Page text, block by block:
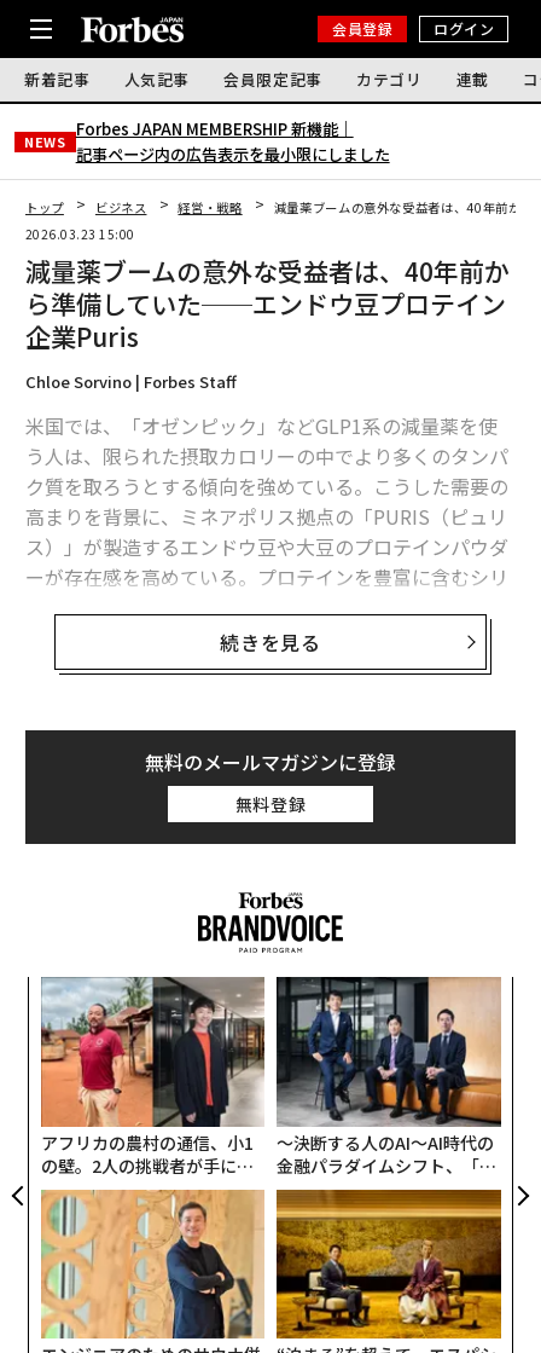
会員登録 ログイン
新着記事 人気記事 会員限定記事 カテゴリ 連載
NEWS
Forbes JAPAN MEMBERSHIP 新機能｜
記事ページ内の広告表示を最小限にしました
トップ ビジネス 経営・戦略
減量薬ブームの意外な受益者は、40年前か
2026.03.23 15:00
減量薬ブームの意外な受益者は、40年前か
ら準備していた──エンドウ豆プロテイン
企業Puris
Chloe Sorvino | Forbes Staff
米国では、「オゼンピック」などGLP1系の減量薬を使
う人は、限られた摂取カロリーの中でより多くのタンパ
ク質を取ろうとする傾向を強めている。こうした需要の
高まりを背景に、ミネアポリス拠点の「PURIS（ピュリ
ス）」が製造するエンドウ豆や大豆のプロテインパウダ
ーが存在感を高めている。プロテインを豊富に含むシリ
アルやパスタ、スポーツドリンクが店頭に並ぶ中、PURI
Sはそれら食品に使われる原料を供給する企業として、
アグリテック分野の有力企業へと成長した。
「GLP-1の使用者は、食事からより多くのタンパク質を
摂ろうとしている」と、PURISでCEOを務めるタイラ
ー・ローレンゼン（40）は語る。「彼らは、美味しくて
栄養価が高い製品を求めている。我々が同業他社より速
いペースで成長している理由はそこにある。美味しさは
る好循環が生まれる」。
最大のエンドウ豆プロテインメーカーに成長
家族経営企業PURISは、約40年の歳月を経て現在の事業
に成長した。かつて家族の地下室で大豆の品種改良を行
っていた事業は、今や米国最大のエンドウ豆プロテイン
メーカーだ。
続きを見る
無料のメールマガジンに登録
無料登録
アフリカの農村の通信、小1
の壁。2人の挑戦者が手にし
た「次なる武器」
〜決断する人のAI〜AI時代の
金融パラダイムシフト、「超
個別化」の核心 【MUFG×ウ
ェルスナビ×PwC】